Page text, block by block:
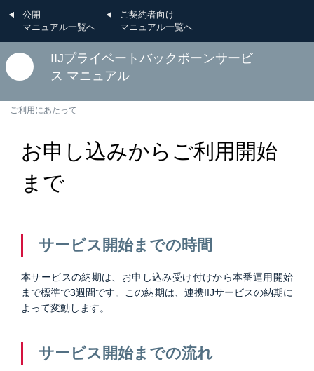
公開
マニュアル一覧へ
ご契約者向け
マニュアル一覧へ
IIJプライベートバックボーンサービ
ス マニュアル
ご利用にあたって
お申し込みからご利用開始
まで
サービス開始までの時間
本サービスの納期は、お申し込み受け付けから本番運用開始
まで標準で3週間です。この納期は、連携IIJサービスの納期に
よって変動します。
サービス開始までの流れ